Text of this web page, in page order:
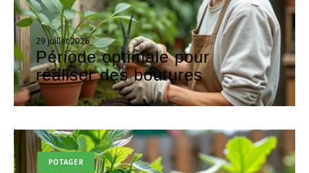
29 juillet 2026
Période optimale pour
réaliser des boutures
POTAGER